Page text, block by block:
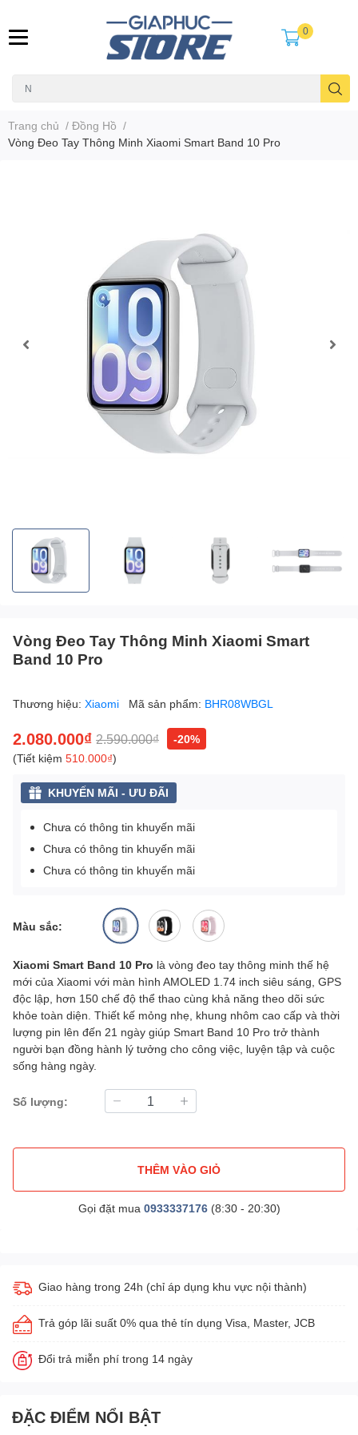
0
Trang chủ / Đồng Hồ /
Vòng Đeo Tay Thông Minh Xiaomi Smart Band 10 Pro
Vòng Đeo Tay Thông Minh Xiaomi Smart
Band 10 Pro
Thương hiệu: Xiaomi Mã sản phẩm: BHR08WBGL
2.080.000₫ 2.590.000₫
-20%
(Tiết kiệm 510.000₫)
KHUYẾN MÃI - ƯU ĐÃI
Chưa có thông tin khuyến mãi
Chưa có thông tin khuyến mãi
Chưa có thông tin khuyến mãi
Màu sắc:
Xiaomi Smart Band 10 Pro là vòng đeo tay thông minh thế hệ
mới của Xiaomi với màn hình AMOLED 1.74 inch siêu sáng, GPS
độc lập, hơn 150 chế độ thể thao cùng khả năng theo dõi sức
khỏe toàn diện. Thiết kế mỏng nhẹ, khung nhôm cao cấp và thời
lượng pin lên đến 21 ngày giúp Smart Band 10 Pro trở thành
người bạn đồng hành lý tưởng cho công việc, luyện tập và cuộc
sống hàng ngày.
Số lượng:
THÊM VÀO GIỎ
Gọi đặt mua 0933337176(8:30 - 20:30)
Giao hàng trong 24h (chỉ áp dụng khu vực nội thành)
Trả góp lãi suất 0% qua thẻ tín dụng Visa, Master, JCB
Đổi trả miễn phí trong 14 ngày
ĐẶC ĐIỂM NỔI BẬT